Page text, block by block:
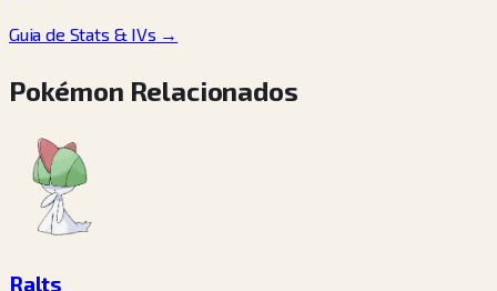
Guia de Stats & IVs →
Pokémon Relacionados
Ralts